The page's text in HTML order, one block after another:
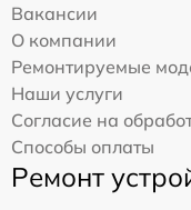
Вакансии
О компании
Ремонтируемые
Наши услуги
Согласие на
Способы оплаты
Ремонт